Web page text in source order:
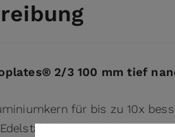
2/3 100 mm tief
für bis zu 10x